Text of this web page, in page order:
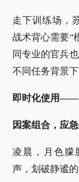
走下训练场，
战术背心需要“
同专业的官兵
不同任务背景
即时化使用——
因案组合，应
凌晨，月色朦
声，划破静谧的